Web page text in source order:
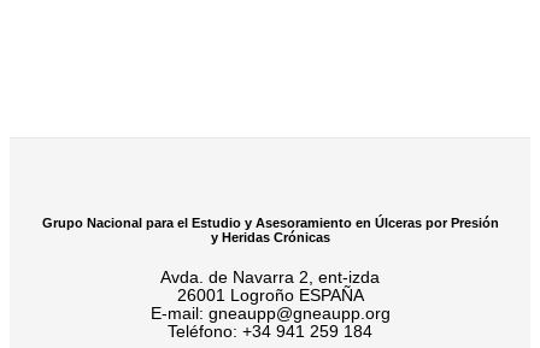
Grupo Nacional para el Estudio y Asesoramiento en Úlceras por Presión
y Heridas Crónicas
Avda. de Navarra 2, ent-izda
26001 Logroño ESPAÑA
E-mail: gneaupp@gneaupp.org
Teléfono: +34 941 259 184